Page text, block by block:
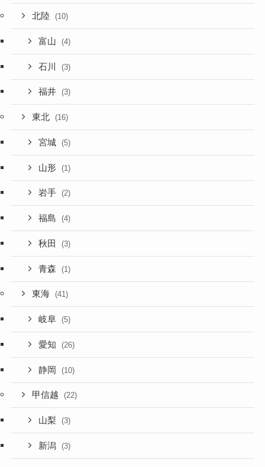
北陸 (10)
富山 (4)
石川 (3)
福井 (3)
東北 (16)
宮城 (5)
山形 (1)
岩手 (2)
福島 (4)
秋田 (3)
青森 (1)
東海 (41)
岐阜 (5)
愛知 (26)
静岡 (10)
甲信越 (22)
山梨 (3)
新潟 (3)